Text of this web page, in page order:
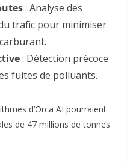
: Analyse des
trafic pour minimiser
.
: Détection précoce
fuites de polluants.
d’Orca AI pourraient
de 47 millions de tonnes